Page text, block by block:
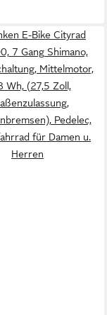
E-Bike Cityrad
7 Gang Shimano,
Mittelmotor,
Wh, (27,5 Zoll,
Pedelec,
für Damen u.
Herren